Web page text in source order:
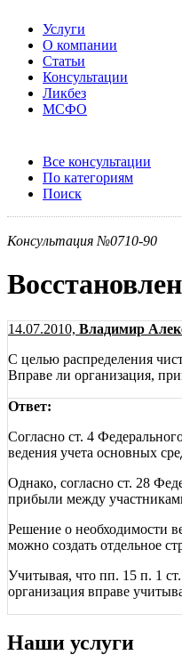
Услуги
О компании
Статьи
Консультации
Ликбез
МСФО
Все консультации
По категориям
Поиск
Консультация №0710-90
14.07.2010, Владимир
С целью распределения
Вправе ли организация,
Ответ:
Согласно ст. 4
ведения учета основных
Однако, согласно ст. 28
прибыли между
Решение о необходимости
можно создать отдельное
Учитывая, что пп. 15 п. 1
организация вправе
Наши услуги